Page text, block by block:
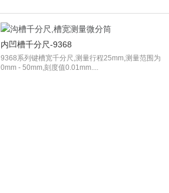
内凹槽千分尺-9368
9368系列键槽宽千分尺,测量行程25mm,测量范围为
0mm - 50mm,刻度值0.01mm....